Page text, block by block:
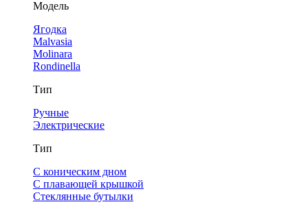
Модель
Ягодка
Malvasia
Molinara
Rondinella
Тип
Ручные
Электрические
Тип
С коническим дном
С плавающей крышкой
Стеклянные бутылки